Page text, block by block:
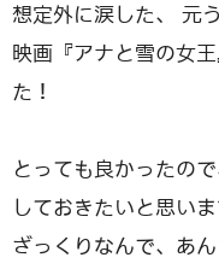
想定外に涙した、 元
映画『アナと雪の女
た！
とっても良かったの
しておきたいと思いま
ざっくりなんで、あ